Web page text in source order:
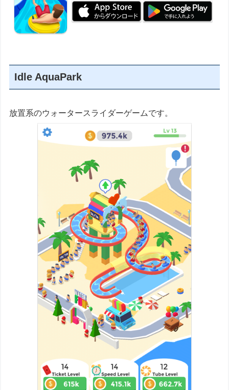
Idle AquaPark
放置系のウォータースライダーゲームです。